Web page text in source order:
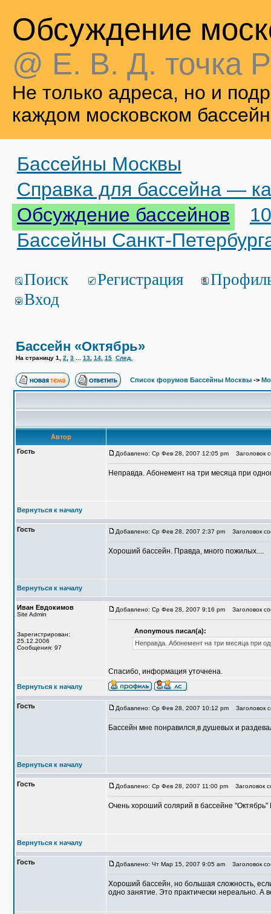
Обсуждение
@ Е. В. Д. точка
Не только адреса, но и
каждом московском
Бассейны Москвы
Справка для бассейна —
Обсуждение бассейнов
Бассейны Санкт-
Поиск Регистрация
Вход
Бассейн «Октябрь»
На страницу 1 2 3 13 14 15 След.
Список форумов Бассейны Москвы ->
Автор
Гость
Добавлено: Ср Фев 28, 2007 12:05 pm Заголовок
Неправда. Абонемент на три месяца при
Вернуться к началу
Гость Добавлено: Ср Фев 28, 2007 2:37 pm Заголовок
Хороший бассейн. Правда, много пожилых....
Вернуться к началу
Иван Евдокимов
Site Admin
Зарегистрирован:
25.12.2006
Сообщения: 97
Добавлено: Ср Фев 28, 2007 9:16 pm Заголовок
Anonymous писал(а):
Неправда. Абонемент на три месяца при
Спасибо, информация уточнена.
Вернуться к началу
Гость Добавлено: Ср Фев 28, 2007 10:12 pm Заголовок
Бассейн мне понравился,в душевых и
Вернуться к началу
Гость Добавлено: Ср Фев 28, 2007 11:00 pm Заголовок
Очень хороший солярий в бассейне
Вернуться к началу
Гость Добавлено: Чт Мар 15, 2007 9:05 am Заголовок
Хороший бассейн, но большая сложность,
одно занятие. Это практически нереально. А